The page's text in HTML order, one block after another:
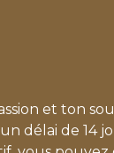
et ton
délai de